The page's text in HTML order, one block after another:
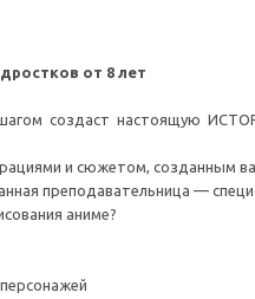
от 8 лет
создаст настоящую
и сюжетом, созданным
преподавательница —
аниме?